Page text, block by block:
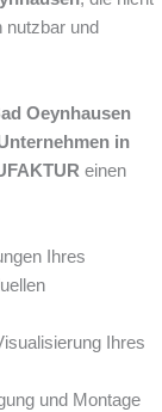
und
Oeynhausen
in
einen
Ihres
Ihres
und Montage